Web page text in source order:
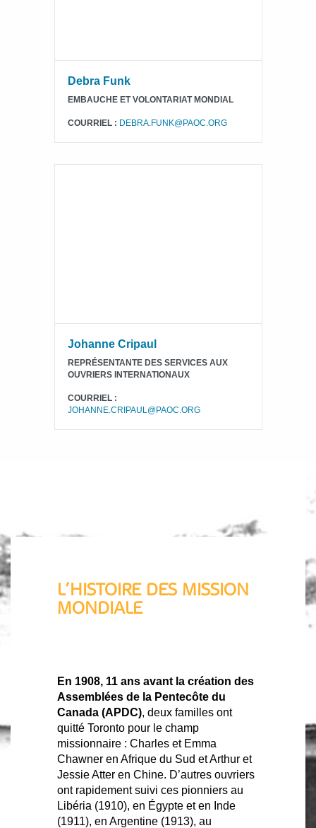
Debra Funk
EMBAUCHE ET VOLONTARIAT MONDIAL
COURRIEL : DEBRA.FUNK@PAOC.ORG
Johanne Cripaul
REPRÉSENTANTE DES SERVICES AUX
OUVRIERS INTERNATIONAUX
COURRIEL :
JOHANNE.CRIPAUL@PAOC.ORG
L’HISTOIRE DES MISSION
MONDIALE
En 1908, 11 ans avant la création des
Assemblées de la Pentecôte du
Canada (APDC), deux familles ont
quitté Toronto pour le champ
missionnaire : Charles et Emma
Chawner en Afrique du Sud et Arthur et
Jessie Atter en Chine. D’autres ouvriers
ont rapidement suivi ces pionniers au
Libéria (1910), en Égypte et en Inde
(1911), en Argentine (1913), au